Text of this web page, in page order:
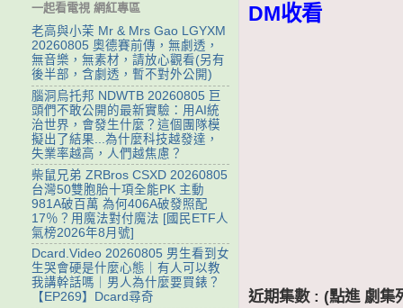
DM收看
近期集數 : (點進 劇集
一起看電視 網紅專區
老高與小茉 Mr & Mrs Gao LGYXM
20260805 奧德賽前傳，無劇透，
無音樂，無素材，請放心觀看(另有
後半部，含劇透，暫不對外公開)
腦洞烏托邦 NDWTB 20260805 巨
頭們不敢公開的最新實驗：用AI統
治世界，會發生什麼？這個團隊模
擬出了結果...為什麼科技越發達，
失業率越高，人們越焦慮？
柴鼠兄弟 ZRBros CSXD 20260805
台灣50雙胞胎十項全能PK 主動
981A破百萬 為何406A破發照配
17％？用魔法對付魔法 [國民ETF人
氣榜2026年8月號]
Dcard.Video 20260805 男生看到女
生哭會硬是什麼心態｜有人可以教
我講幹話嗎｜男人為什麼要買錶？
【EP269】Dcard尋奇